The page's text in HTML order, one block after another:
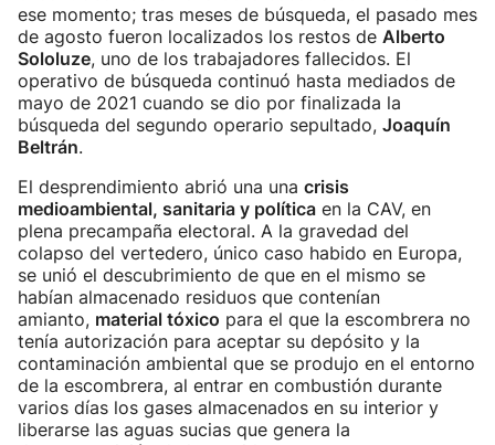
ese momento; tras meses de búsqueda, el pasado mes
de agosto fueron localizados los restos de Alberto
Sololuze, uno de los trabajadores fallecidos. El
operativo de búsqueda continuó hasta mediados de
mayo de 2021 cuando se dio por finalizada la
búsqueda del segundo operario sepultado, Joaquín
Beltrán.
El desprendimiento abrió una una crisis
medioambiental, sanitaria y política en la CAV, en
plena precampaña electoral. A la gravedad del
colapso del vertedero, único caso habido en Europa,
se unió el descubrimiento de que en el mismo se
habían almacenado residuos que contenían
amianto, material tóxico para el que la escombrera no
tenía autorización para aceptar su depósito y la
contaminación ambiental que se produjo en el entorno
de la escombrera, al entrar en combustión durante
varios días los gases almacenados en su interior y
liberarse las aguas sucias que genera la